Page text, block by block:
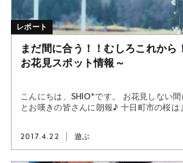
まだ間に合う！！むしろこれから
お花見スポット情報～
こんにちは、shio*です。 お花見しない間
とお嘆きの皆さんに朗報♪ 十日町市の桜
2017.4.22 遊ぶ
レポート